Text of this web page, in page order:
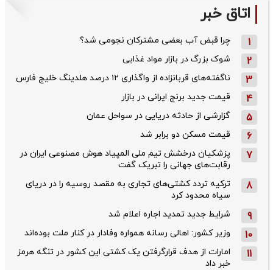
اتاق خبر
1 چرا قبض آب بعضی مشترکان نجومی شد؟
2 شوک بزرگ در بازار مواد غذایی
3 ناگفته‌های قربانزاده از واگذاری ۱۲ درصد هلدینگ خلیج فارس
4 قیمت جدید برنج ایرانی در بازار
5 گزارشی از حادثه دریایی در سواحل عمان
6 قیمت مسکن دو برابر شد
7
پزشکیان درخشش تیم ملی المپیاد هوش مصنوعی ایران در
رقابت‌های جهانی را تبریک گفت
8
ترکیه تردد کشتی‌های تجاری به مقصد روسیه را در دریای
سیاه محدود کرد
9 شرایط جدید تمدید اجاره اعلام شد
10 وزیر کشور: اهالی رسانه همواره وفادار در کنار ملت بوده‌اند
11
امارات از هدف قرارگرفتن یک کشتی این کشور در تنگه هرمز
خبر داد